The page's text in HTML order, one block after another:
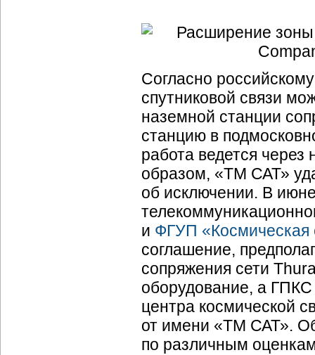
Согласно
спутниковой связи
наземной станции
станцию в
работа ведется
образом, «ТМ САТ»
об исключении. В
и ФГУП «Космическая
соглашение,
сопряжения сети
оборудование, а ГПКС
центра космической
от имени «ТМ САТ».
по различным